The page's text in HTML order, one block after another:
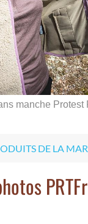
manche Protest
DE LA